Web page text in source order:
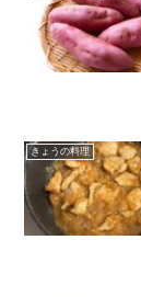
きょうの料理